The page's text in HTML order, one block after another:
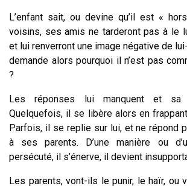
L’enfant sait, ou devine qu’il est «
voisins, ses amis ne tarderont pas à le
et lui renverront une image négative de
demande alors pourquoi il n’est pas
?
Les réponses lui manquent et sa
Quelquefois, il se libère alors en
Parfois, il se replie sur lui, et ne répond
à ses parents. D’une manière ou
persécuté, il s’énerve, il devient
Les parents, vont-ils le punir, le haïr, ou